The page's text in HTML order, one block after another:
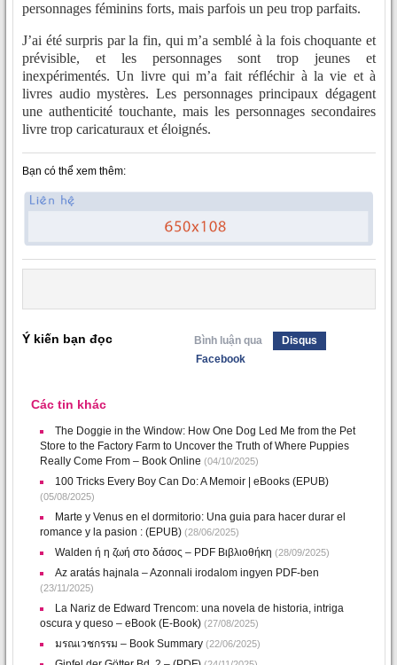
personnages féminins forts, mais parfois un peu trop parfaits.
J’ai été surpris par la fin, qui m’a semblé à la fois choquante et
prévisible, et les personnages sont trop jeunes et
inexpérimentés. Un livre qui m’a fait réfléchir à la vie et à
livres audio mystères. Les personnages principaux dégagent
une authenticité touchante, mais les personnages secondaires
livre trop caricaturaux et éloignés.
Bạn có thể xem thêm:
Ý kiến bạn đọc Bình luận qua
Disqus
Facebook
Các tin khác
The Doggie in the Window: How One Dog Led Me from the Pet
Store to the Factory Farm to Uncover the Truth of Where Puppies
Really Come From – Book Online (04/10/2025)
100 Tricks Every Boy Can Do: A Memoir | eBooks (EPUB)
(05/08/2025)
Marte y Venus en el dormitorio: Una guia para hacer durar el
romance y la pasion : (EPUB) (28/06/2025)
Walden ή η ζωή στο δάσος – PDF Βιβλιοθήκη (28/09/2025)
Az ​aratás hajnala – Azonnali irodalom ingyen PDF-ben
(23/11/2025)
La Nariz de Edward Trencom: una novela de historia, intriga
oscura y queso – eBook (E-Book) (27/08/2025)
มรณเวชกรรม – Book Summary (22/06/2025)